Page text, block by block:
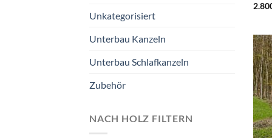
Unkategorisiert
Unterbau Kanzeln
Unterbau Schlafkanzeln
Zubehör
NACH HOLZ FILTERN